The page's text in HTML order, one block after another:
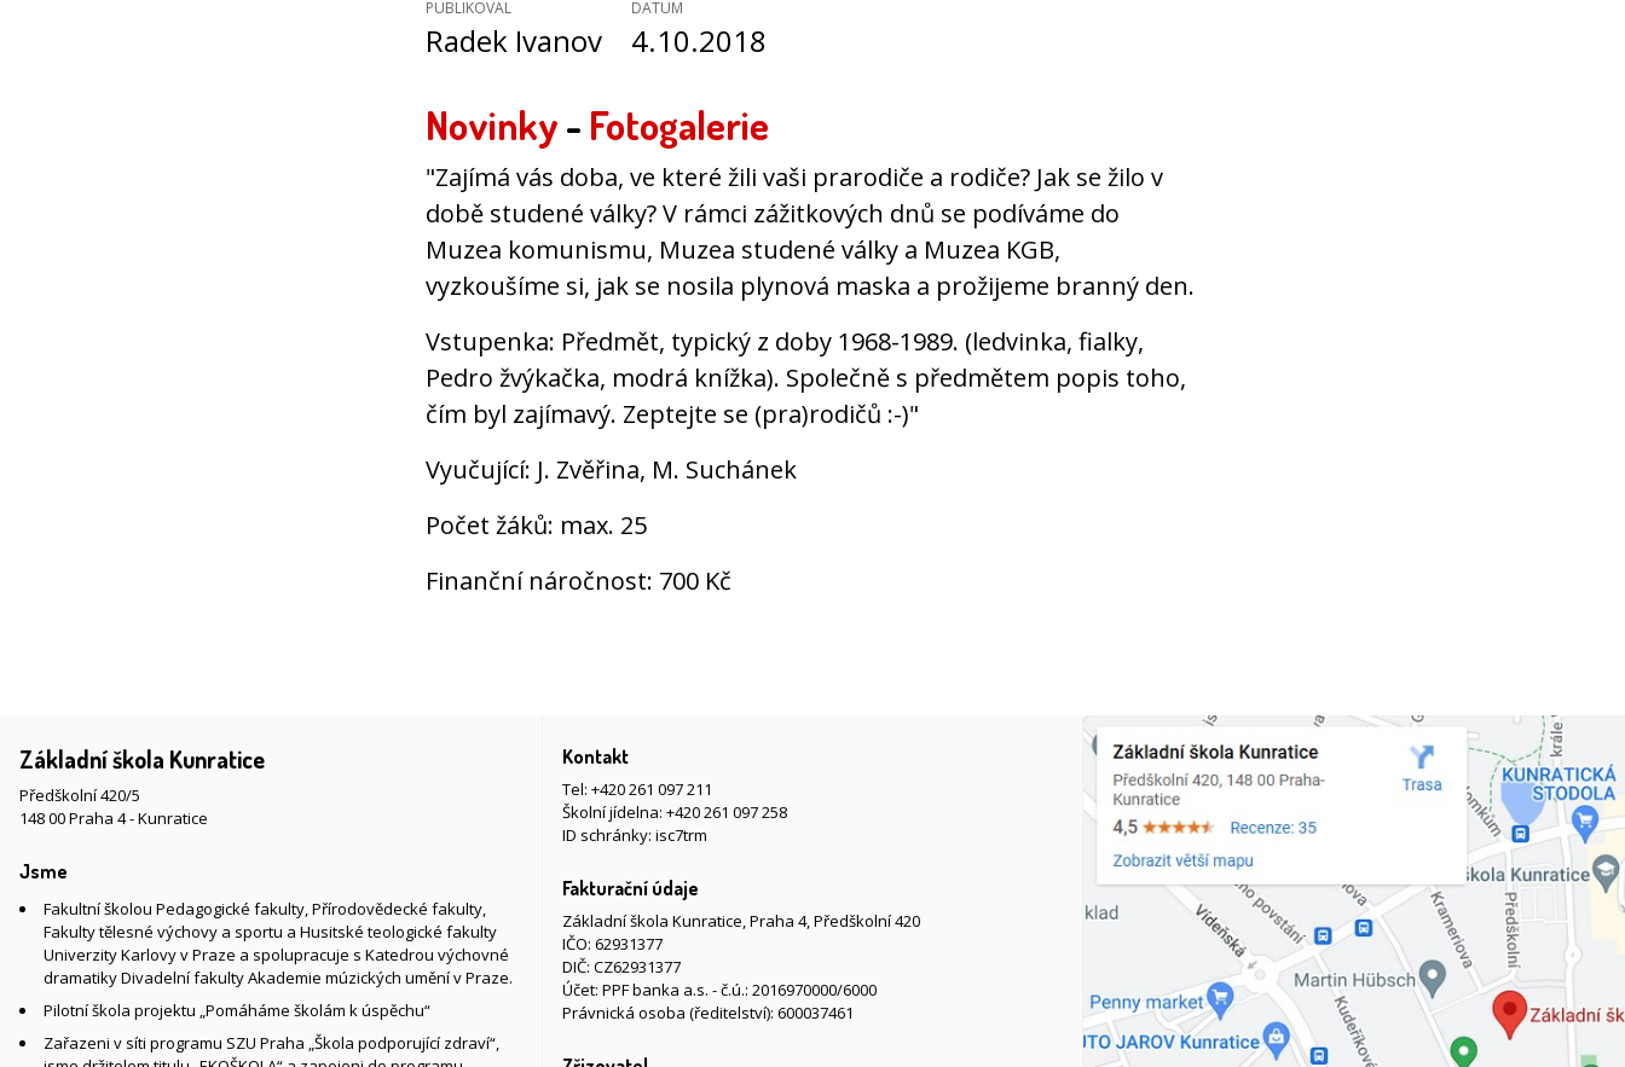
PUBLIKOVAL
Radek Ivanov
DATUM
4.10.2018
Novinky- Fotogalerie
"Zajímá vás doba, ve které žili vaši prarodiče a rodiče? Jak se žilo v
době studené války? V rámci zážitkových dnů se podíváme do
Muzea komunismu, Muzea studené války a Muzea KGB,
vyzkoušíme si, jak se nosila plynová maska a prožijeme branný den.
Vstupenka: Předmět, typický z doby 1968-1989. (ledvinka, fialky,
Pedro žvýkačka, modrá knížka). Společně s předmětem popis toho,
čím byl zajímavý. Zeptejte se (pra)rodičů :-)"
Vyučující: J. Zvěřina, M. Suchánek
Počet žáků: max. 25
Finanční náročnost: 700 Kč
Základní škola Kunratice
Předškolní 420/5
148 00 Praha 4 - Kunratice
Jsme
Fakultní školou Pedagogické fakulty, Přírodovědecké fakulty,
Fakulty tělesné výchovy a sportu a Husitské teologické fakulty
Univerzity Karlovy v Praze a spolupracuje s Katedrou výchovné
dramatiky Divadelní fakulty Akademie múzických umění v Praze.
Pilotní škola projektu „Pomáháme školám k úspěchu“
Zařazeni v síti programu SZU Praha „Škola podporující zdraví“,
Kontakt
Tel: +420 261 097 211
Školní jídelna: +420 261 097 258
ID schránky: isc7trm
Fakturační údaje
Základní škola Kunratice, Praha 4, Předškolní 420
IČO: 62931377
DIČ: CZ62931377
Účet: PPF banka a.s. - č.ú.: 2016970000/6000
Právnická osoba (ředitelství): 600037461